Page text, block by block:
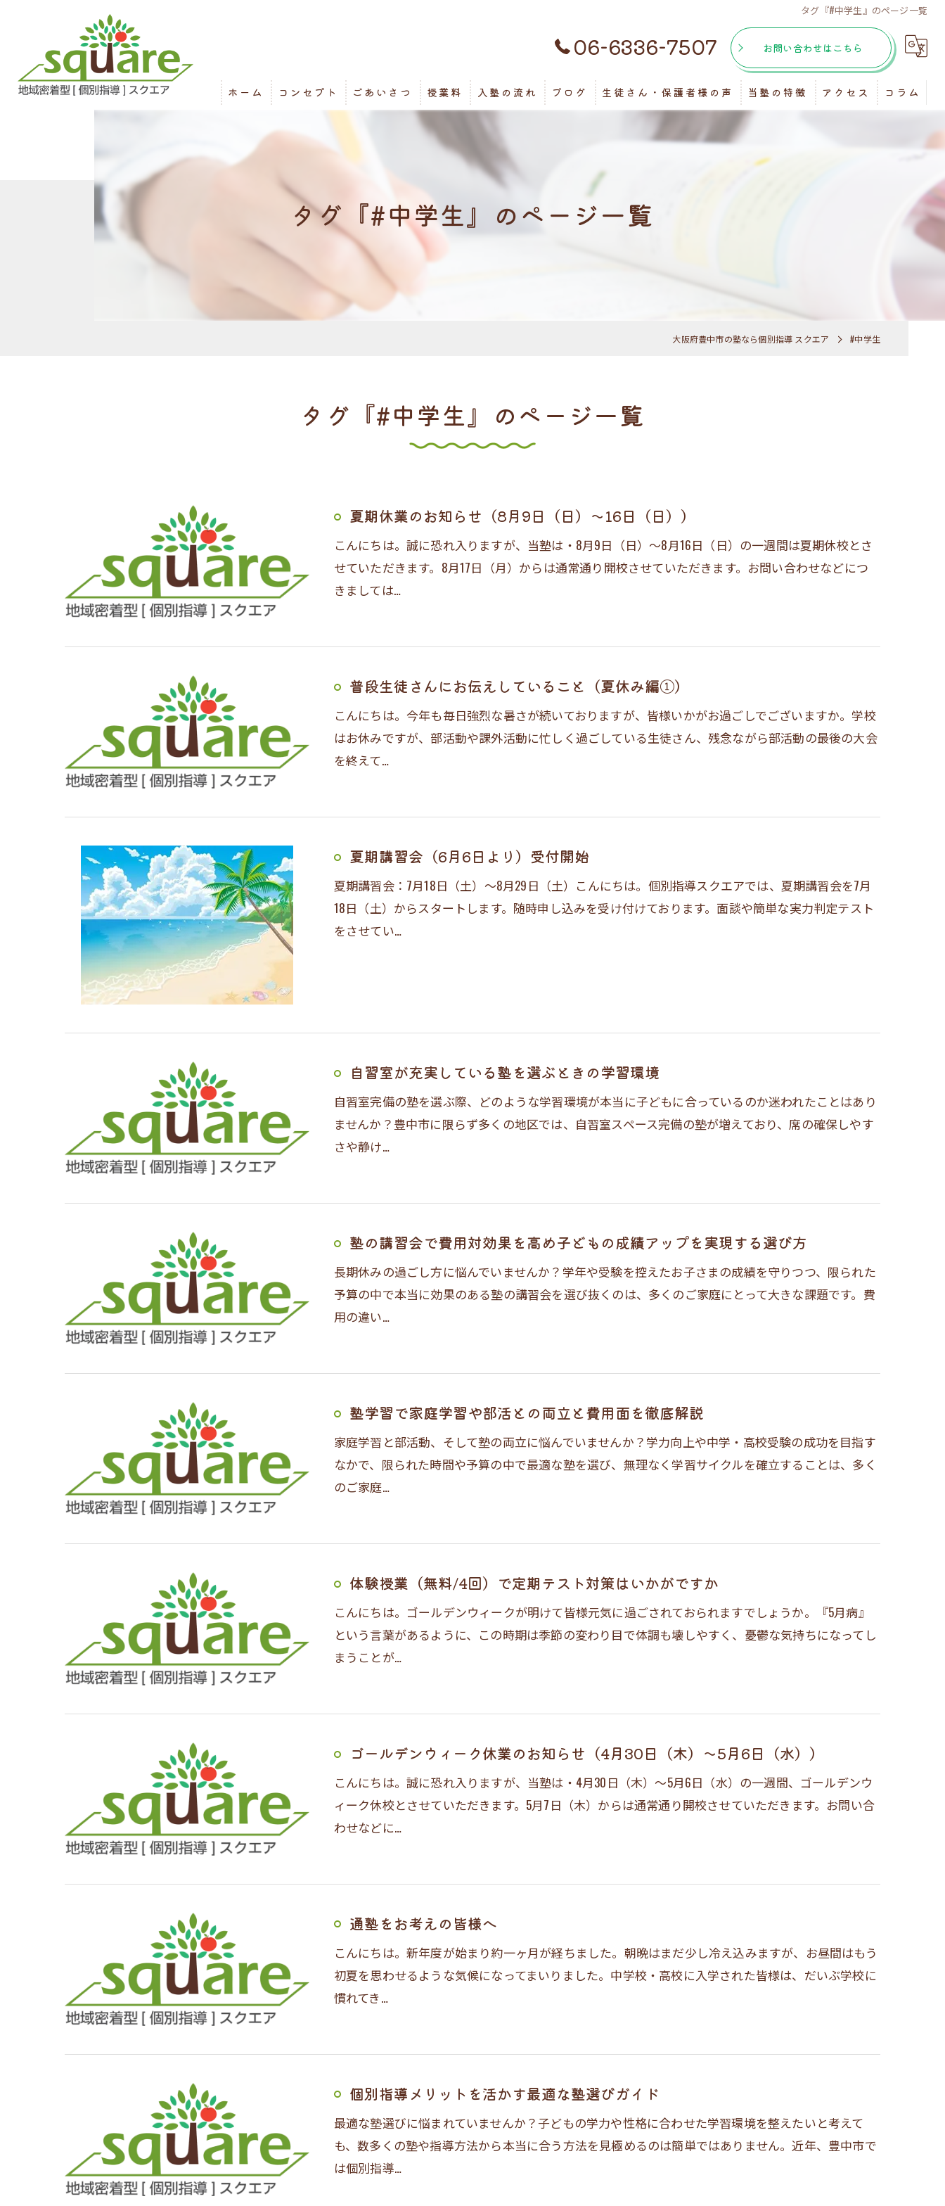
タグ『#中学生』のページ一覧
06-6336-7507 お問い合わせはこちら
ホーム コンセプト ごあいさつ 授業料 入塾の流れ ブログ 生徒さん・保護者様の声 当塾の特徴
マンツーマン
アクセス コラム
タグ『#中学生』のページ一覧
大阪府豊中市の塾なら個別指導 スクエア #中学生
タグ『#中学生』のページ一覧
夏期休業のお知らせ（8月9日（日）～16日（日））
こんにちは。誠に恐れ入りますが、当塾は・8月9日（日）～8月16日（日）の一週間は夏期休校とさ
せていただきます。8月17日（月）からは通常通り開校させていただきます。お問い合わせなどにつ
きましては…
普段生徒さんにお伝えしていること（夏休み編①）
こんにちは。今年も毎日強烈な暑さが続いておりますが、皆様いかがお過ごしでございますか。学校
はお休みですが、部活動や課外活動に忙しく過ごしている生徒さん、残念ながら部活動の最後の大会
を終えて…
夏期講習会（6月6日より）受付開始
夏期講習会：7月18日（土）～8月29日（土）こんにちは。個別指導スクエアでは、夏期講習会を7月
18日（土）からスタートします。随時申し込みを受け付けております。面談や簡単な実力判定テスト
をさせてい…
自習室が充実している塾を選ぶときの学習環境
自習室完備の塾を選ぶ際、どのような学習環境が本当に子どもに合っているのか迷われたことはあり
ませんか？豊中市に限らず多くの地区では、自習室スペース完備の塾が増えており、席の確保しやす
さや静け…
塾の講習会で費用対効果を高め子どもの成績アップを実現する選び方
長期休みの過ごし方に悩んでいませんか？学年や受験を控えたお子さまの成績を守りつつ、限られた
予算の中で本当に効果のある塾の講習会を選び抜くのは、多くのご家庭にとって大きな課題です。費
用の違い…
塾学習で家庭学習や部活との両立と費用面を徹底解説
家庭学習と部活動、そして塾の両立に悩んでいませんか？学力向上や中学・高校受験の成功を目指す
なかで、限られた時間や予算の中で最適な塾を選び、無理なく学習サイクルを確立することは、多く
のご家庭…
体験授業（無料/4回）で定期テスト対策はいかがですか
こんにちは。ゴールデンウィークが明けて皆様元気に過ごされておられますでしょうか。『5月病』
という言葉があるように、この時期は季節の変わり目で体調も壊しやすく、憂鬱な気持ちになってし
まうことが…
ゴールデンウィーク休業のお知らせ（4月30日（木）～5月6日（水））
こんにちは。誠に恐れ入りますが、当塾は・4月30日（木）～5月6日（水）の一週間、ゴールデンウ
ィーク休校とさせていただきます。5月7日（木）からは通常通り開校させていただきます。お問い合
わせなどに…
通塾をお考えの皆様へ
こんにちは。新年度が始まり約一ヶ月が経ちました。朝晩はまだ少し冷え込みますが、お昼間はもう
初夏を思わせるような気候になってまいりました。中学校・高校に入学された皆様は、だいぶ学校に
慣れてき…
個別指導メリットを活かす最適な塾選びガイド
最適な塾選びに悩まれていませんか？子どもの学力や性格に合わせた学習環境を整えたいと考えて
も、数多くの塾や指導方法から本当に合う方法を見極めるのは簡単ではありません。近年、豊中市で
は個別指導…
お問い合わせはこちら